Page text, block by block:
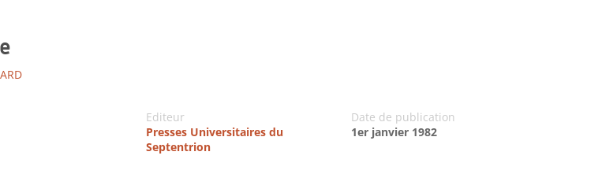
Editeur
Presses Universitaires du
Septentrion
Date de publication
1er janvier 1982